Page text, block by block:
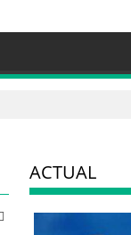
ACTUAL